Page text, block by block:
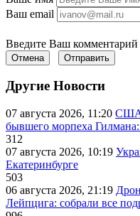
Ваш email
Введите Ваш комментарий
Отмена Отправить
Другие Новости
07 августа 2026, 11:20 США
бывшего морпеха
312
07 августа 2026, 10:19
Екатеринбурге
503
06 августа 2026, 21:19
Лейпцига: собрали все